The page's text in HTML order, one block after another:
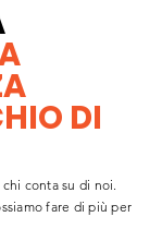
DI
conta su di noi.
fare di più per